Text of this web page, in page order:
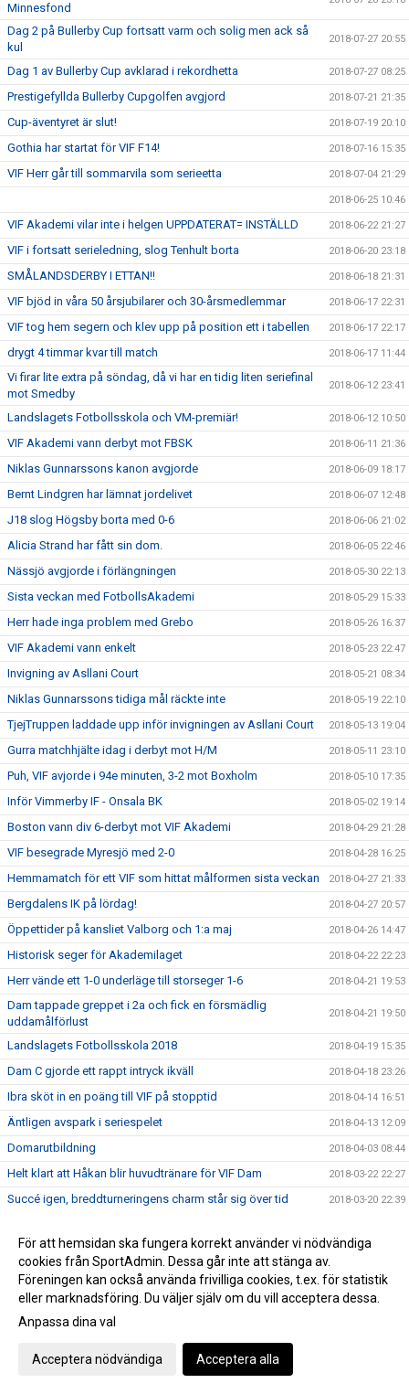
Minnesfond
Dag 2 på Bullerby Cup fortsatt varm och solig men ack så
kul
2018-07-27 20:55
Dag 1 av Bullerby Cup avklarad i rekordhetta 2018-07-27 08:25
Prestigefyllda Bullerby Cupgolfen avgjord 2018-07-21 21:35
Cup-äventyret är slut! 2018-07-19 20:10
Gothia har startat för VIF F14! 2018-07-16 15:35
VIF Herr går till sommarvila som serieetta 2018-07-04 21:29
2018-06-25 10:46
VIF Akademi vilar inte i helgen UPPDATERAT= INSTÄLLD 2018-06-22 21:27
VIF i fortsatt serieledning, slog Tenhult borta 2018-06-20 23:18
SMÅLANDSDERBY I ETTAN!! 2018-06-18 21:31
VIF bjöd in våra 50 årsjubilarer och 30-årsmedlemmar 2018-06-17 22:31
VIF tog hem segern och klev upp på position ett i tabellen 2018-06-17 22:17
drygt 4 timmar kvar till match 2018-06-17 11:44
Vi firar lite extra på söndag, då vi har en tidig liten seriefinal
mot Smedby
2018-06-12 23:41
Landslagets Fotbollsskola och VM-premiär! 2018-06-12 10:50
VIF Akademi vann derbyt mot FBSK 2018-06-11 21:36
Niklas Gunnarssons kanon avgjorde 2018-06-09 18:17
Bernt Lindgren har lämnat jordelivet 2018-06-07 12:48
J18 slog Högsby borta med 0-6 2018-06-06 21:02
Alicia Strand har fått sin dom. 2018-06-05 22:46
Nässjö avgjorde i förlängningen 2018-05-30 22:13
Sista veckan med FotbollsAkademi 2018-05-29 15:33
Herr hade inga problem med Grebo 2018-05-26 16:37
VIF Akademi vann enkelt 2018-05-23 22:47
Invigning av Asllani Court 2018-05-21 08:34
Niklas Gunnarssons tidiga mål räckte inte 2018-05-19 22:10
TjejTruppen laddade upp inför invigningen av Asllani Court 2018-05-13 19:04
Gurra matchhjälte idag i derbyt mot H/M 2018-05-11 23:10
Puh, VIF avjorde i 94e minuten, 3-2 mot Boxholm 2018-05-10 17:35
Inför Vimmerby IF - Onsala BK 2018-05-02 19:14
Boston vann div 6-derbyt mot VIF Akademi 2018-04-29 21:28
VIF besegrade Myresjö med 2-0 2018-04-28 16:25
Hemmamatch för ett VIF som hittat målformen sista veckan 2018-04-27 21:33
Bergdalens IK på lördag! 2018-04-27 20:57
Öppettider på kansliet Valborg och 1:a maj 2018-04-26 14:47
Historisk seger för Akademilaget 2018-04-22 22:23
Herr vände ett 1-0 underläge till storseger 1-6 2018-04-21 19:53
Dam tappade greppet i 2a och fick en försmädlig
uddamålförlust
2018-04-21 19:50
Landslagets Fotbollsskola 2018 2018-04-19 15:35
Dam C gjorde ett rappt intryck ikväll 2018-04-18 23:26
Ibra sköt in en poäng till VIF på stopptid 2018-04-14 16:51
Äntligen avspark i seriespelet 2018-04-13 12:09
Domarutbildning 2018-04-03 08:44
Helt klart att Håkan blir huvudtränare för VIF Dam 2018-03-22 22:27
Succé igen, breddturneringens charm står sig över tid 2018-03-20 22:39
SM-dagarna avslutades med optimal glädje 2018-03-11 17:46
Vimmerby Sparbank och Vimmerby IF arrangerar återigen
breddturneringen
2018-03-08 23:11
Bra fart och 3 matcher i helgen!
Start för vår egen eftermiddagsverksamhet
För att hemsidan ska fungera korrekt använder vi nödvändiga
cookies från SportAdmin. Dessa går inte att stänga av.
Föreningen kan också använda frivilliga cookies, t.ex. för statistik
eller marknadsföring. Du väljer själv om du vill acceptera dessa.
Anpassa dina val
Acceptera nödvändiga Acceptera alla